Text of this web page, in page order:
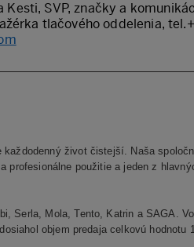
Kesti, SVP, značky a
tlačového oddelenia,
život čistejší. Naša
profesionálne použitie a jeden z
Serla, Mola, Tento, Katrin a SAGA.
objem predaja celkovú